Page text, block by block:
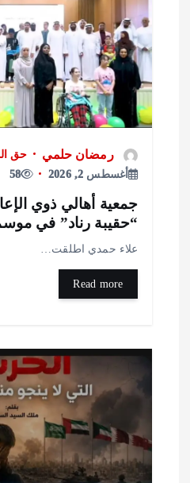
رمضان حلمي
حق المواطن
أغسطس 2, 2026
58
أهالي ذوي الإعاقة
رناد” في موسمها
حمدي اطلقت…